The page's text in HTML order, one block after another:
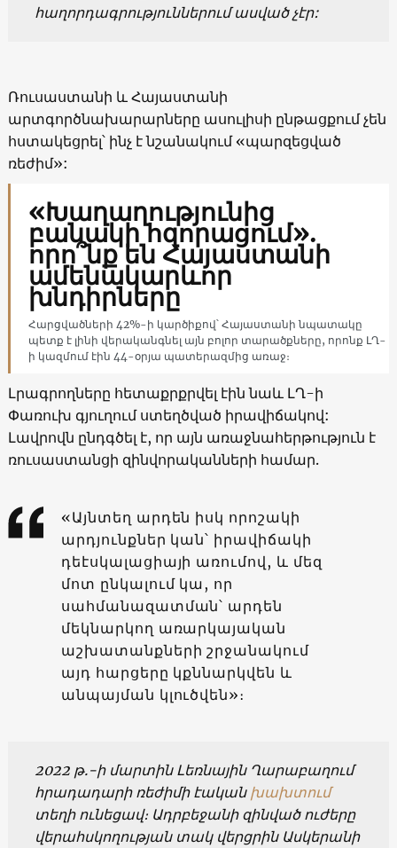
հաղորդագրություններում ասված չէր:
Ռուսաստանի և Հայաստանի
արտգործնախարարները ասուլիսի ընթացքում չեն
հստակեցրել՝ ինչ է նշանակում «պարզեցված
ռեժիմ»:
«Խաղաղությունից
բանակի հզորացում».
որո՞նք են Հայաստանի
ամենակարևոր
խնդիրները
Հարցվածների 42%-ի կարծիքով՝ Հայաստանի նպատակը
պետք է լինի վերականգնել այն բոլոր տարածքները, որոնք ԼՂ-
ի կազմում էին 44-օրյա պատերազմից առաջ։
Լրագրողները հետաքրքրվել էին նաև ԼՂ-ի
Փառուխ գյուղում ստեղծված իրավիճակով:
Լավրովն ընդգծել է, որ այն առաջնահերթություն է
ռուսաստանցի զինվորականների համար.
«Այնտեղ արդեն իսկ որոշակի
արդյունքներ կան՝ իրավիճակի
դեէսկալացիայի առումով, և մեզ
մոտ ընկալում կա, որ
սահմանազատման՝ արդեն
մեկնարկող առարկայական
աշխատանքների շրջանակում
այդ հարցերը կքննարկվեն և
անպայման կլուծվեն»։
2022 թ.-ի մարտին Լեռնային Ղարաբաղում
հրադադարի ռեժիմի էական խախտում
տեղի ունեցավ։ Ադրբեջանի զինված ուժերը
վերահսկողության տակ վերցրին Ասկերանի